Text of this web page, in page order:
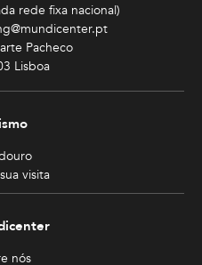
rede fixa nacional)
Pacheco
Lisboa
visita
nós